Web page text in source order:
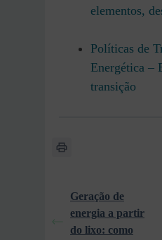
elementos,
Políticas de
Energética –
transição
Geração de
energia a partir
do lixo: como